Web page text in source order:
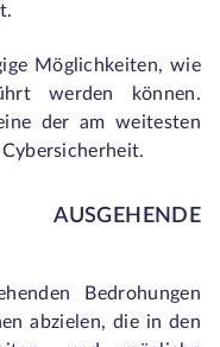
Möglichkeiten, wie
werden können.
der am weitesten
Bedrohungen
abzielen, die in den